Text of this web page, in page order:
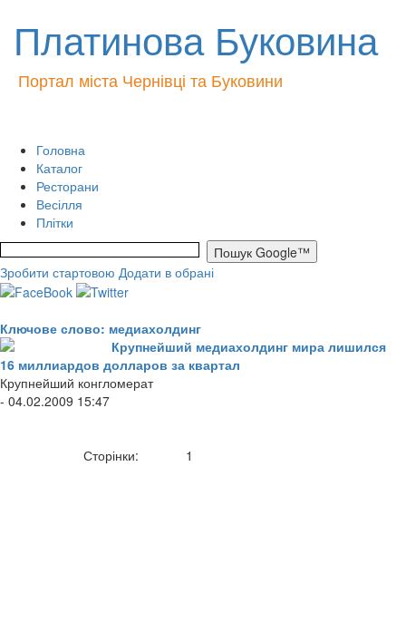
Платинова Буковина
Портал міста Чернівці та Буковини
Головна
Каталог
Ресторани
Весілля
Плітки
Зробити стартовою Додати в обрані
Ключове слово: медиахолдинг
Крупнейший медиахолдинг мира лишился
16 миллиардов долларов за квартал
Крупнейший конгломерат
- 04.02.2009 15:47
Сторінки: 1